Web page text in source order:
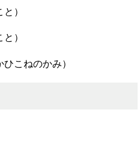
）
）
こねのかみ）